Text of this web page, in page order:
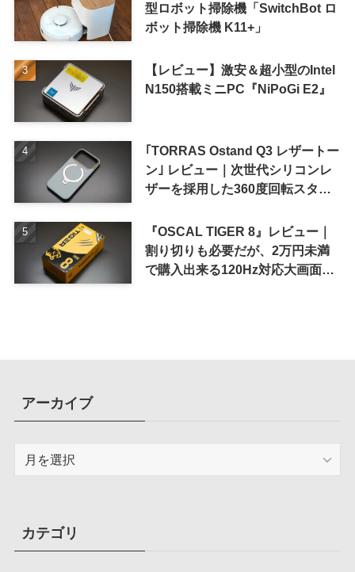
型ロボット掃除機「SwitchBot ロ
ボット掃除機 K11+」
【レビュー】激安＆超小型のIntel
N150搭載ミニPC『NiPoGi E2』
｢TORRAS Ostand Q3 レザートー
ン｣ レビュー｜次世代シリコンレ
ザーを採用した360度回転スタン
『OSCAL TIGER 8』レビュー｜
割り切りも必要だが、2万円未満
で購入出来る120Hz対応大画面ス
アーカイブ
ブカテゴリ